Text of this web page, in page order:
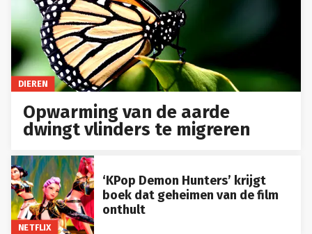
DIEREN
Opwarming van de aarde
dwingt vlinders te migreren
NETFLIX
‘KPop Demon Hunters’ krijgt
boek dat geheimen van de film
onthult